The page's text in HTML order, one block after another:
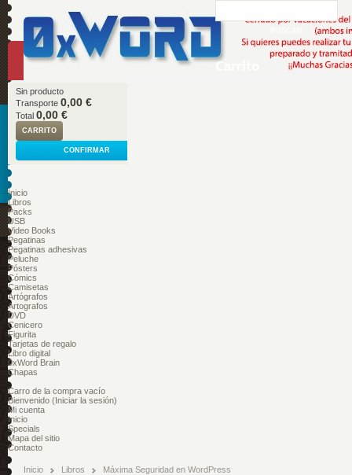
Carrito
Sin producto
Transporte 0,00 €
Total 0,00 €
CARRITO
CONFIRMAR
Inicio
Libros
Packs
USB
Video Books
Pegatinas
Pegatinas adhesivas
Peluche
Pósters
Cómics
Camisetas
Artógrafos
Artografos
DVD
Cenicero
Figurita
Tarjetas de regalo
Libro digital
0xWord Brain
Chapas
Carro de la compra vacío
Bienvenido (Iniciar la sesión)
Mi cuenta
Inicio
Specials
Mapa del sitio
Contacto
Inicio Libros Máxima Seguridad en WordPress